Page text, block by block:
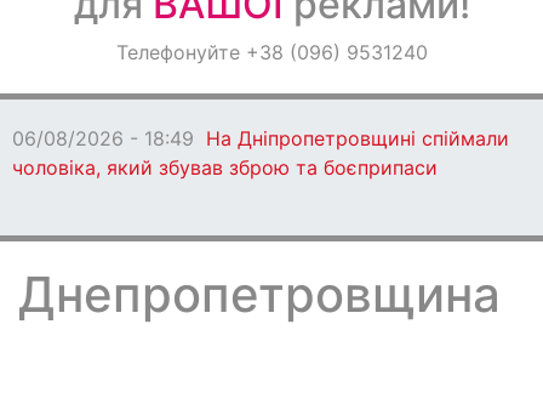
ОголошенняТелефонуйте +38 (096) 9531240
06/08/2026 - 18:47 Ворог протягом дня
бив по Дніпропетровщині: є загиблі
Днепропетровщина